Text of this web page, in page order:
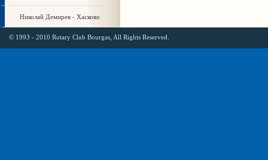
Николай Демирев - Хасково
© 1993 - 2010 Rotary Club Bourgas, All Rights Reserved.